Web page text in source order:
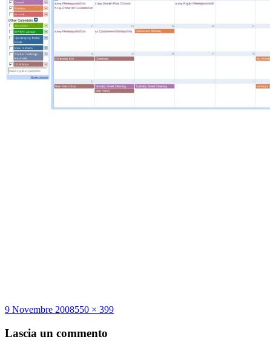
Scritto
9 Novembre 2008Dimensione
550 × 399
Lascia un commento